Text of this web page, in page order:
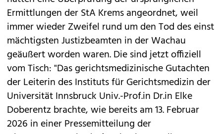
Ermittlungen der StA Krems angeordnet, weil
immer wieder Zweifel rund um den Tod des einst
mächtigsten Justizbeamten in der Wachau
geäußert worden waren. Die sind jetzt offiziell
vom Tisch: "Das gerichtsmedizinische Gutachten
der Leiterin des Instituts für Gerichtsmedizin der
Universität Innsbruck Univ.-Prof.in Dr.in Elke
Doberentz brachte, wie bereits am 13. Februar
2026 in einer Pressemitteilung der